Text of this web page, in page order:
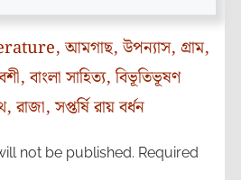
,আমগাছ,উপন্যাস, গ্রাম,
,বাংলা সাহিত্য,বিভূতিভূষণ
,রাজা,সপ্তর্ষি রায় বর্ধন
not be published. Required